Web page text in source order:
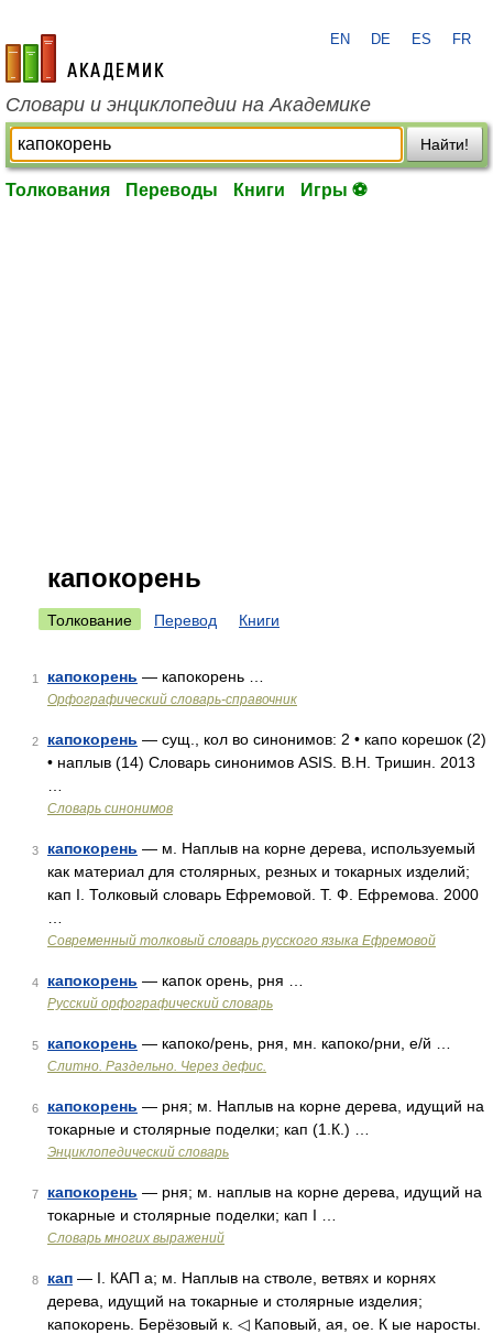
academic.ru
EN DE ES FR
Словари и энциклопедии на Академике
Найти!
Толкования Переводы Книги Игры ⚽
капокорень
Толкование Перевод Книги
1 капокорень — капокорень …
Орфографический словарь-справочник
2 капокорень — сущ., кол во синонимов: 2 • капо корешок (2)
• наплыв (14) Словарь синонимов ASIS. В.Н. Тришин. 2013
Словарь синонимов
3 капокорень — м. Наплыв на корне дерева, используемый
как материал для столярных, резных и токарных изделий;
кап I. Толковый словарь Ефремовой. Т. Ф. Ефремова. 2000
Современный толковый словарь русского языка Ефремовой
4 капокорень — капок орень, рня …
Русский орфографический словарь
5 капокорень — капоко/рень, рня, мн. капоко/рни, е/й …
Слитно. Раздельно. Через дефис.
6 капокорень — рня; м. Наплыв на корне дерева, идущий на
токарные и столярные поделки; кап (1.К.) …
Энциклопедический словарь
7 капокорень — рня; м. наплыв на корне дерева, идущий на
токарные и столярные поделки; кап I …
Словарь многих выражений
8 кап — I. КАП а; м. Наплыв на стволе, ветвях и корнях
дерева, идущий на токарные и столярные изделия;
капокорень. Берёзовый к. ◁ Каповый, ая, ое. К ые наросты.